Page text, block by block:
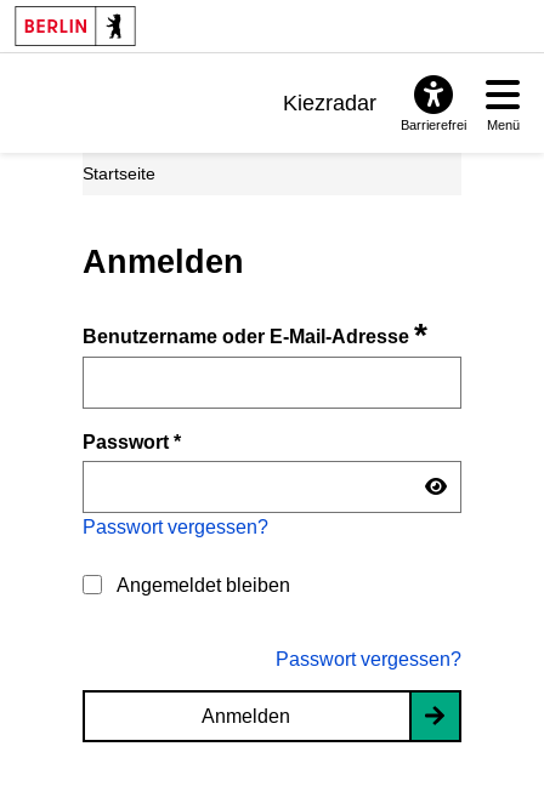
Kiezradar
Barrierefrei Menü
Startseite
Anmelden
Benutzername oder E-Mail-Adresse*
Passwort*
Passwort vergessen?
Angemeldet bleiben
Passwort vergessen?
Anmelden